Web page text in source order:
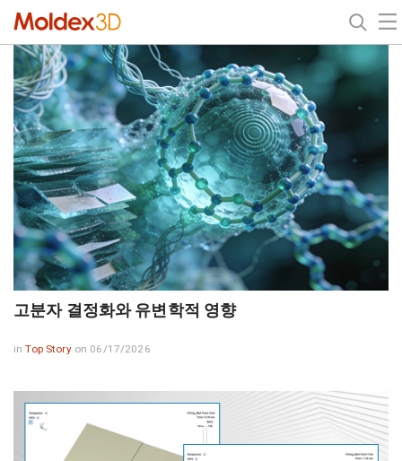
고분자 결정화와 유변학적 영향
inTop Story on 06/17/2026